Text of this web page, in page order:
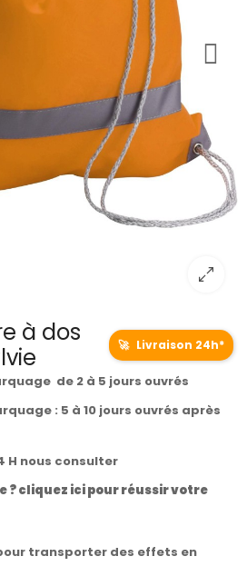
à dos
🚀 Livraison 24h*
de 2 à 5 jours ouvrés
: 5 à 10 jours ouvrés après
H nous consulter
? cliquez ici pour réussir votre
transporter des effets en